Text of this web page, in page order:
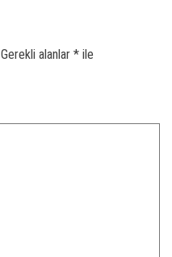
Gerekli alanlar * ile